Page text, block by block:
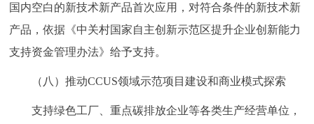
国内空白的新技术新产品首次应用，对符合条件的新技术新
产品，依据《中关村国家自主创新示范区提升企业创新能力
支持资金管理办法》给予支持。
（八）推动CCUS领域示范项目建设和商业模式探索
支持绿色工厂、重点碳排放企业等各类生产经营单位，